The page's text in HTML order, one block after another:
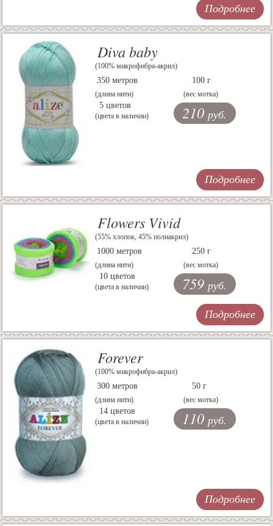
Подробнее
Diva baby
(100% микрофибра-акрил)
350 метров
(длина нити)
100 г
(вес мотка)
5 цветов
(цвета в наличии) 210 руб.
Подробнее
Flowers Vivid
(55% хлопок, 45% полиакрил)
1000 метров
(длина нити)
250 г
(вес мотка)
10 цветов
(цвета в наличии) 759 руб.
Подробнее
Forever
(100% микрофибра-акрил)
300 метров
(длина нити)
50 г
(вес мотка)
14 цветов
(цвета в наличии) 110 руб.
Подробнее